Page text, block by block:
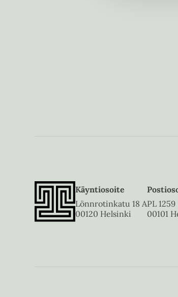
Käyntiosoite
Lönnrotinkatu 18 A
00120 Helsinki
PL 1259
00101